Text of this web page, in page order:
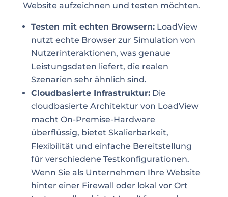
Website aufzeichnen und testen möchten.
Testen mit echten Browsern:LoadView
nutzt echte Browser zur Simulation von
Nutzerinteraktionen, was genaue
Leistungsdaten liefert, die realen
Szenarien sehr ähnlich sind.
Cloudbasierte Infrastruktur:Die
cloudbasierte Architektur von LoadView
macht On-Premise-Hardware
überflüssig, bietet Skalierbarkeit,
Flexibilität und einfache Bereitstellung
für verschiedene Testkonfigurationen.
Wenn Sie als Unternehmen Ihre Website
hinter einer Firewall oder lokal vor Ort